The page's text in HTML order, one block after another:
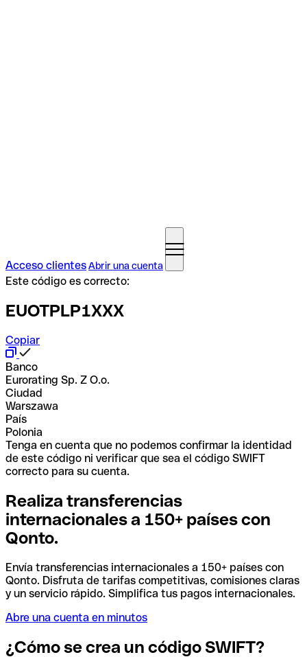
Acceso clientesAbrir una cuenta
Este código es correcto:
EUOTPLP1XXX
Copiar
Banco
Eurorating Sp. Z O.o.
Ciudad
Warszawa
País
Polonia
Tenga en cuenta que no podemos confirmar la identidad
de este código ni verificar que sea el código SWIFT
correcto para su cuenta.
Realiza transferencias
internacionales a 150+ países con
Qonto.
Envía transferencias internacionales a 150+ países con
Qonto. Disfruta de tarifas competitivas, comisiones claras
y un servicio rápido. Simplifica tus pagos internacionales.
Abre una cuenta en minutos
¿Cómo se crea un código SWIFT?